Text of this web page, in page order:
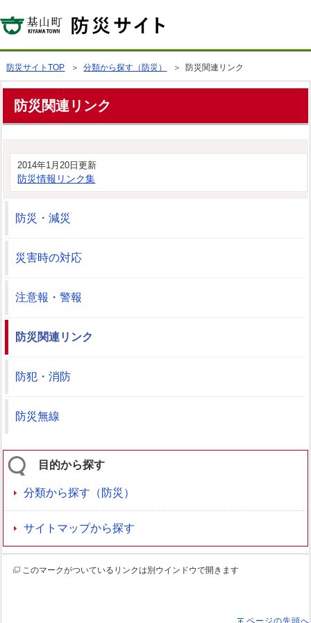
防災サイトTOP ＞分類から探す（防災） ＞ 防災関連リンク
防災関連リンク
2014年1月20日更新
防災情報リンク集
防災・減災
災害時の対応
注意報・警報
防災関連リンク
防犯・消防
防災無線
目的から探す
分類から探す（防災）
サイトマップから探す
このマークがついているリンクは別ウインドウで開きます
ページの先頭へ